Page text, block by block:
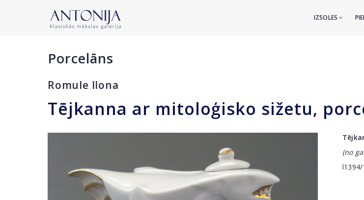
IZSOLES
Porcelāns
Romule Ilona
Tējkanna ar mitoloģisko sižetu,
(no
l1394/